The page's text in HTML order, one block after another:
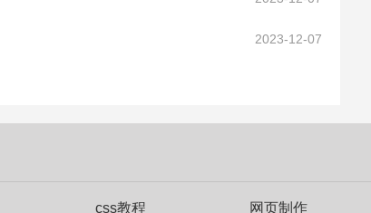
2023-12-07
css教程 网页制作